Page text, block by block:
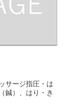
サージ指圧・は
鍼）、はり・き